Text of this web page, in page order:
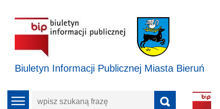
Biuletyn Informacji Publicznej Miasta Bieruń
menu
wpisz